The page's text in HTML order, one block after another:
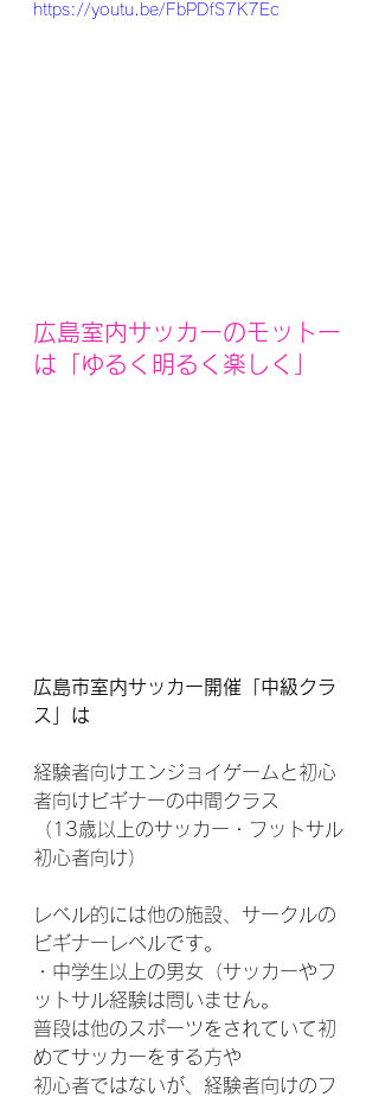
https://youtu.be/FbPDfS7K7Ec
広島室内サッカーのモットー
は「ゆるく明るく楽しく」
広島市室内サッカー開催「中級クラ
ス」は
経験者向けエンジョイゲームと初心
者向けビギナーの中間クラス
（13歳以上のサッカー・フットサル
初心者向け）
レベル的には他の施設、サークルの
ビギナーレベルです。
・中学生以上の男女（サッカーやフ
ットサル経験は問いません。
普段は他のスポーツをされていて初
めてサッカーをする方や
初心者ではないが、経験者向けのフ